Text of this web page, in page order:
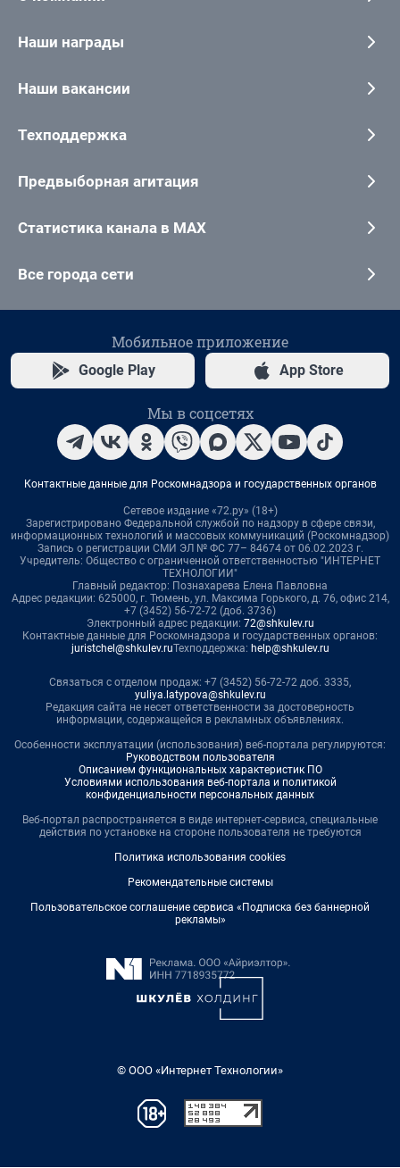
Наши награды
Наши вакансии
Техподдержка
Предвыборная агитация
Статистика канала в MAX
Все города сети
Мобильное приложение
Google Play App Store
Мы в соцсетях
Контактные данные для Роскомнадзора и государственных органов
Сетевое издание «72.ру» (18+)
Зарегистрировано Федеральной службой по надзору в сфере связи,
информационных технологий и массовых коммуникаций (Роскомнадзор)
Запись о регистрации СМИ ЭЛ № ФС 77– 84674 от 06.02.2023 г.
Учредитель: Общество с ограниченной ответственностью "ИНТЕРНЕТ
ТЕХНОЛОГИИ"
Главный редактор: Познахарева Елена Павловна
Адрес редакции: 625000, г. Тюмень, ул. Максима Горького, д. 76, офис 214,
+7 (3452) 56-72-72 (доб. 3736)
Электронный адрес редакции: 72@shkulev.ru
Контактные данные для Роскомнадзора и государственных органов:
juristchel@shkulev.ruТехподдержка: help@shkulev.ru
Связаться с отделом продаж: +7 (3452) 56-72-72 доб. 3335,
yuliya.latypova@shkulev.ru
Редакция сайта не несет ответственности за достоверность
информации, содержащейся в рекламных объявлениях.
Особенности эксплуатации (использования) веб-портала регулируются:
Руководством пользователя
Описанием функциональных характеристик ПО
Условиями использования веб-портала и политикой
конфиденциальности персональных данных
Веб-портал распространяется в виде интернет-сервиса, специальные
действия по установке на стороне пользователя не требуются
Политика использования cookies
Рекомендательные системы
Пользовательское соглашение сервиса «Подписка без баннерной
рекламы»
© ООО «Интернет Технологии»